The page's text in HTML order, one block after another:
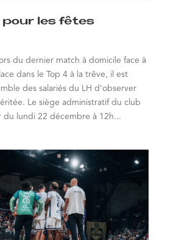
pour les fêtes
du dernier match à domicile face à
dans le Top 4 à la trêve, il est
des salariés du LH d’observer
Le siège administratif du club
du lundi 22 décembre à 12h...